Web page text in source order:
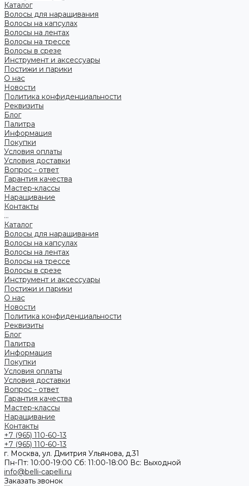
Каталог
Волосы для наращивания
Волосы на капсулах
Волосы на лентах
Волосы на трессе
Волосы в срезе
Инструмент и аксессуары
Постижи и парики
О нас
Новости
Политика конфиденциальности
Реквизиты
Блог
Палитра
Информация
Покупки
Условия оплаты
Условия доставки
Вопрос - ответ
Гарантия качества
Мастер-классы
Наращивание
Контакты
...
Каталог
Волосы для наращивания
Волосы на капсулах
Волосы на лентах
Волосы на трессе
Волосы в срезе
Инструмент и аксессуары
Постижи и парики
О нас
Новости
Политика конфиденциальности
Реквизиты
Блог
Палитра
Информация
Покупки
Условия оплаты
Условия доставки
Вопрос - ответ
Гарантия качества
Мастер-классы
Наращивание
Контакты
+7 (965) 110-60-13
+7 (965) 110-60-13
г. Москва, ул. Дмитрия Ульянова, д.31
Пн-Пт: 10:00-19:00 Cб: 11:00-18:00 Вс: Выходной
info@belli-capelli.ru
Заказать звонок